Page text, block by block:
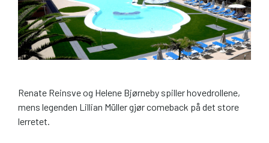
Renate Reinsve og Helene Bjørneby spiller hovedrollene,
mens legenden Lillian Müller gjør comeback på det store
lerretet.